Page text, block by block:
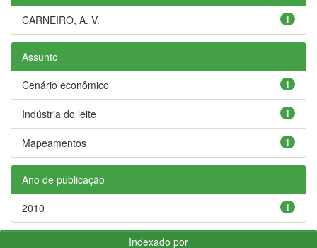
1
CARNEIRO, A. V.
Assunto
1
Cenário econômico
1
Indústria do leite
1
Mapeamentos
Ano de publicação
1
2010
Indexado por